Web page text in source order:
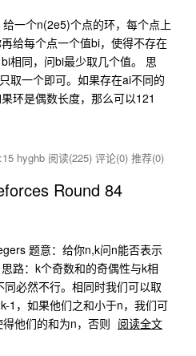
一个n(2e5)个点的环，每个点上
给每个点一个值bi，使得不存在
相同，问bi最少取几个值。 思
取一个即可。如果存在ai不同的
环是偶数长度，那么可以121
hyghb 阅读(225) 评论(0) 推荐(0)
Round 84
题意：给你n,k问n能否表示
路：k个奇数和的奇偶性与k相
必然不行。相同时我们可以取
1，如果他们之和小于n，我们可
他们的和为n，否则 阅读全文